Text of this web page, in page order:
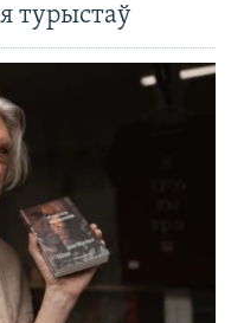
турыстаў